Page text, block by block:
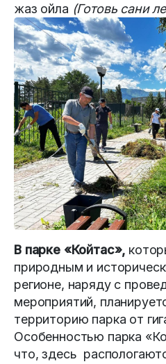
жаз ойла (Готовь сани
В парке «Койтас»,
природным и
регионе, наряду с
мероприятий,
территорию парка от
Особенностью парка
что, здесь